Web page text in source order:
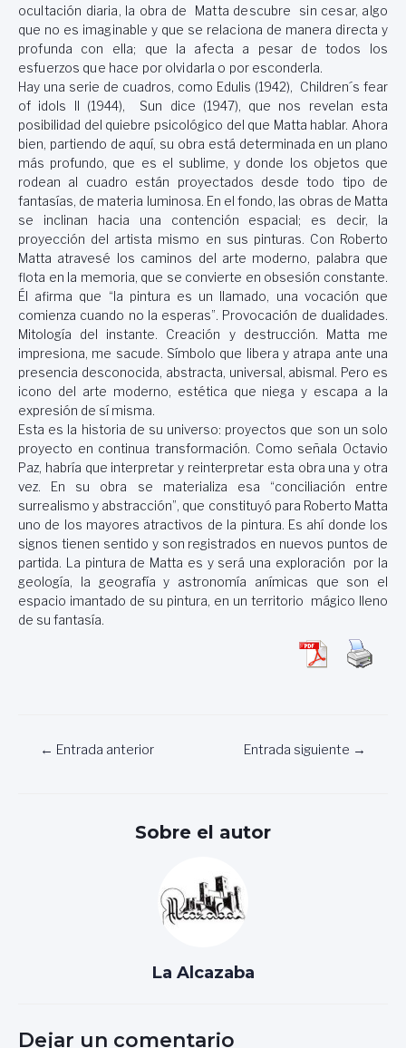
ocultación diaria, la obra de Matta descubre sin cesar, algo
que no es imaginable y que se relaciona de manera directa y
profunda con ella; que la afecta a pesar de todos los
esfuerzos que hace por olvidarla o por esconderla.
Hay una serie de cuadros, como Edulis (1942), Children´s fear
of idols II
(1944), Sun dice (1947), que nos revelan esta
posibilidad del quiebre psicológico del que Matta hablar. Ahora
bien, partiendo de aquí, su obra está determinada en un plano
más profundo, que es el sublime, y donde los objetos que
rodean al cuadro están proyectados desde todo tipo de
fantasías, de materia luminosa. En el fondo, las obras de Matta
se inclinan hacia una contención espacial; es decir, la
proyección del artista mismo en sus pinturas. Con Roberto
Matta atravesé los caminos del arte moderno, palabra que
flota en la memoria, que se convierte en obsesión constante.
Él afirma que “la pintura es un llamado, una vocación que
comienza cuando no la esperas”. Provocación de dualidades.
Mitología del instante. Creación y destrucción. Matta me
impresiona, me sacude. Símbolo que libera y atrapa ante una
presencia desconocida, abstracta, universal, abismal. Pero es
icono del arte moderno, estética que niega y escapa a la
expresión de sí misma.
Esta es la historia de su universo: proyectos que son un solo
proyecto en continua transformación. Como señala Octavio
Paz, habría que interpretar y reinterpretar esta obra una y otra
vez. En su obra se materializa esa “conciliación entre
surrealismo y abstracción”, que constituyó para Roberto Matta
uno de los mayores atractivos de la pintura. Es ahí donde los
signos tienen sentido y son registrados en nuevos puntos de
partida. La pintura de Matta es y será una exploración por la
geología, la geografía y astronomía anímicas que son el
espacio imantado de su pintura, en un territorio mágico lleno
de su fantasía.
Navegación
← Entrada anterior Entrada siguiente →
Sobre el autor
La Alcazaba
Dejar un comentario